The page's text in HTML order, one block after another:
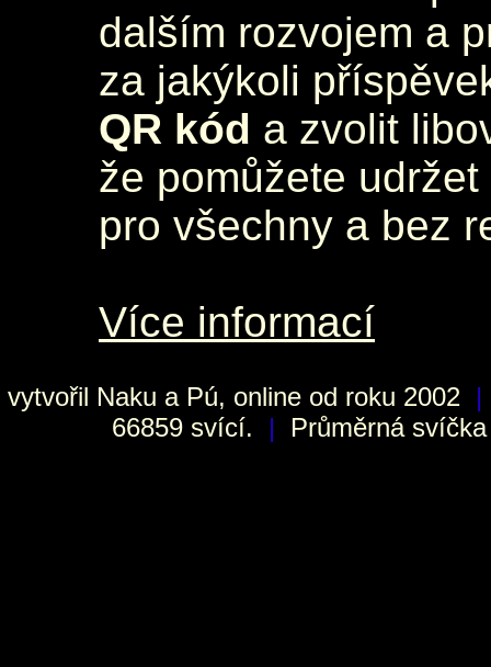
dalším rozvojem a
za jakýkoli
QR kód a zvolit
že pomůžete
pro všechny a bez
Více informací
vytvořil Naku a Pú, online od roku 2002 |
66859 svící.
| Průměrná